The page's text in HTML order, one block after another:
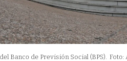
Banco de Previsión Social (BPS). Foto: